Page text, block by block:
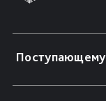
Поступающему